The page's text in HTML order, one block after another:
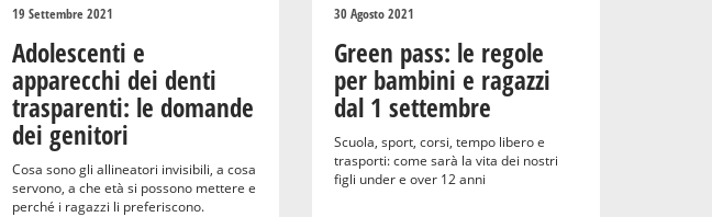
19 Settembre 2021
Adolescenti e
apparecchi dei denti
trasparenti: le domande
dei genitori
Cosa sono gli allineatori invisibili, a cosa
servono, a che età si possono mettere e
perché i ragazzi li preferiscono.
30 Agosto 2021
Green pass: le regole
per bambini e ragazzi
dal 1 settembre
Scuola, sport, corsi, tempo libero e
trasporti: come sarà la vita dei nostri
figli under e over 12 anni